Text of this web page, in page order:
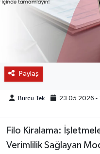
Paylaş
Burcu Tek 23.05.2026 -
Filo Kiralama:
Verimlilik Sağlayan